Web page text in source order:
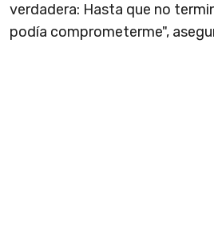
verdadera: Hasta que no
podía comprometerme",